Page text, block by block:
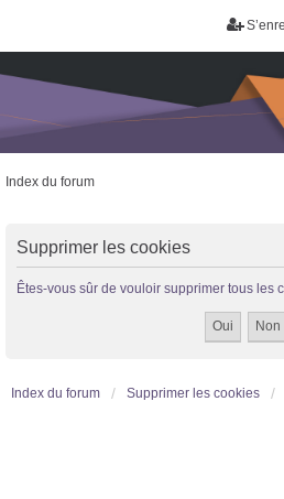
Index du forum
Supprimer les cookies
Êtes-vous sûr de vouloir supprimer tous les
Index du forum Supprimer les cookies